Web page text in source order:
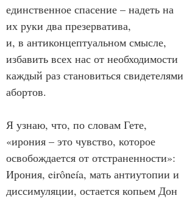
единственное спасение – надеть на
их руки два презерватива,
и, в антиконцептуальном смысле,
избавить всех нас от необходимости
каждый раз становиться свидетелями
абортов.
Я узнаю, что, по словам Гете,
«ирония – это чувство, которое
освобождается от отстраненности»:
Ирония, eirôneía, мать антиутопии и
диссимуляции, остается копьем Дон